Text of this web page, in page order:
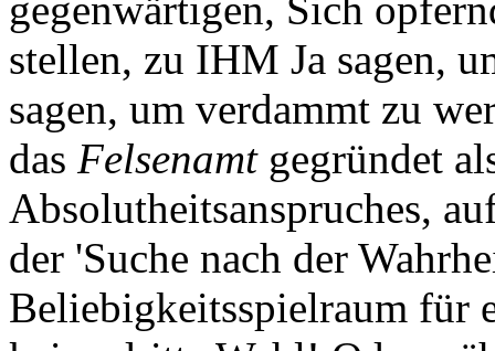
stellen, zu IHM Ja sagen,
sagen, um verdammt zu
das Felsenamtgegründet
Absolutheitsanspruches,
der 'Suche nach der
Beliebigkeitsspielraum für